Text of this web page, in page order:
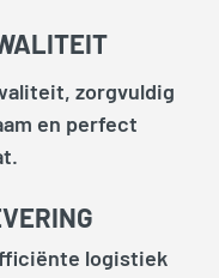
zorgvuldig
en perfect
logistiek